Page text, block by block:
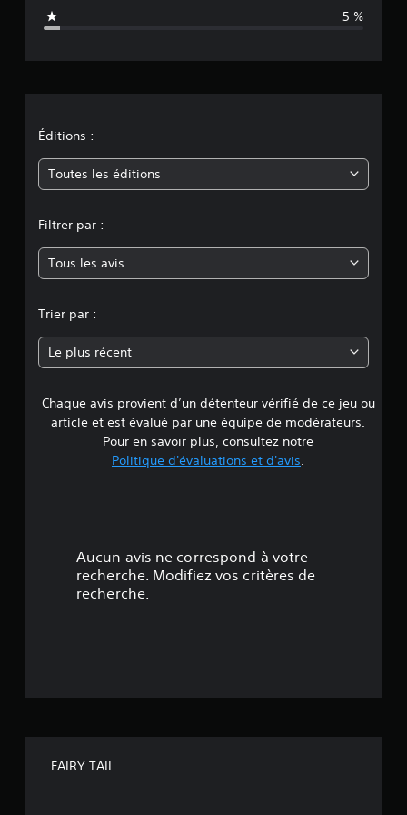
a
m
y
e
n
e
d
l
5 %
Éditions :
Toutes les éditions
Filtrer par :
Tous les avis
Trier par :
Le plus récent
Chaque avis provient d’un détenteur vérifié de ce jeu ou
article et est évalué par une équipe de modérateurs.
Pour en savoir plus, consultez notre
Politique d'évaluations et d'avis.
Aucun avis ne correspond à votre
recherche. Modifiez vos critères de
recherche.
FAIRY TAIL